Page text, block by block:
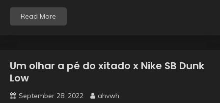
Read More
Um olhar a pé do xitado x Nike SB Dunk
Low
September 28, 2022 ahvwh